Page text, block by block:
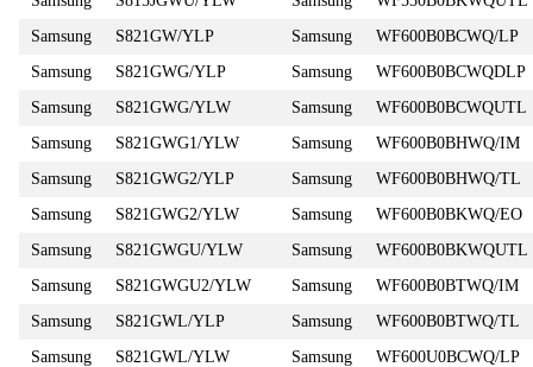
Samsung
S821GW/YLP Samsung
WF600B0BCWQ/LP
Samsung
S821GWG/YLP Samsung
WF600B0BCWQDLP
Samsung
S821GWG/YLW Samsung
WF600B0BCWQUTL
Samsung
S821GWG1/YLW Samsung
WF600B0BHWQ/IM
Samsung
S821GWG2/YLP Samsung
WF600B0BHWQ/TL
Samsung
S821GWG2/YLW Samsung
WF600B0BKWQ/EO
Samsung
S821GWGU/YLW Samsung
WF600B0BKWQUTL
Samsung
S821GWGU2/YLW Samsung
WF600B0BTWQ/IM
Samsung
S821GWL/YLP Samsung
WF600B0BTWQ/TL
Samsung
S821GWL/YLW Samsung
WF600U0BCWQ/LP